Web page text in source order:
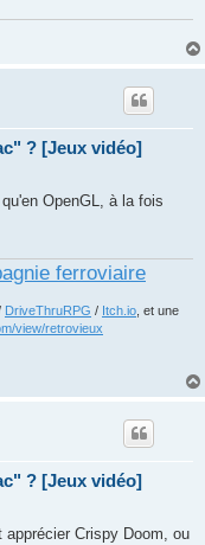
? [Jeux vidéo]
OpenGL, à la fois
ferroviaire
DriveThruRPG / Itch.io , et une
view/retrovieux
? [Jeux vidéo]
Crispy Doom, ou